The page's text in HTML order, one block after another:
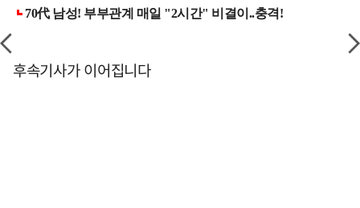
후속기사가 이어집니다